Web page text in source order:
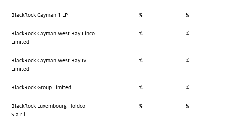
BlackRock Cayman 1 LP % %
BlackRock Cayman West Bay Finco
Limited
% %
BlackRock Cayman West Bay IV
Limited
% %
BlackRock Group Limited % %
BlackRock Luxembourg Holdco
S.a.r.l.
% %